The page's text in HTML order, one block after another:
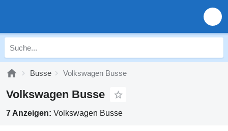
Busse Volkswagen Busse
Volkswagen Busse
7 Anzeigen: Volkswagen Busse